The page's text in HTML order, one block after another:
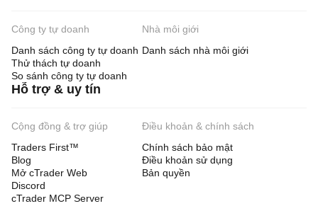
Công ty tự doanh
Danh sách công ty tự doanh
Thử thách tự doanh
So sánh công ty tự doanh
Nhà môi giới
Danh sách nhà môi giới
Hỗ trợ & uy tín
Cộng đồng & trợ giúp
Traders First™
Blog
Mở cTrader Web
Discord
cTrader MCP Server
Điều khoản & chính sách
Chính sách bảo mật
Điều khoản sử dụng
Bản quyền